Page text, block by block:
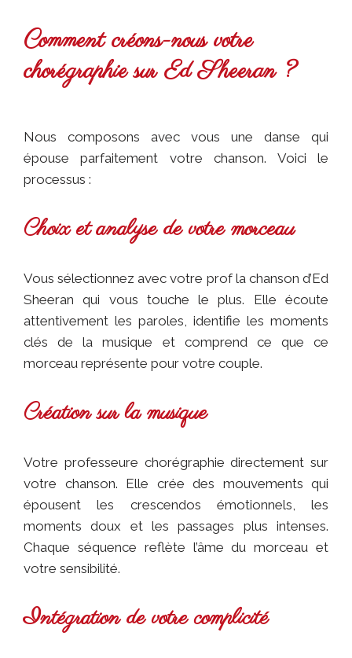
Comment créons-nous votre
chorégraphie sur Ed Sheeran ?
Nous composons avec vous une danse qui
épouse parfaitement votre chanson. Voici le
processus :
Choix et analyse de votre morceau
Vous sélectionnez avec votre prof la chanson d’Ed
Sheeran qui vous touche le plus. Elle écoute
attentivement les paroles, identifie les moments
clés de la musique et comprend ce que ce
morceau représente pour votre couple.
Création sur la musique
Votre professeure chorégraphie directement sur
votre chanson. Elle crée des mouvements qui
épousent les crescendos émotionnels, les
moments doux et les passages plus intenses.
Chaque séquence reflète l’âme du morceau et
votre sensibilité.
Intégration de votre complicité